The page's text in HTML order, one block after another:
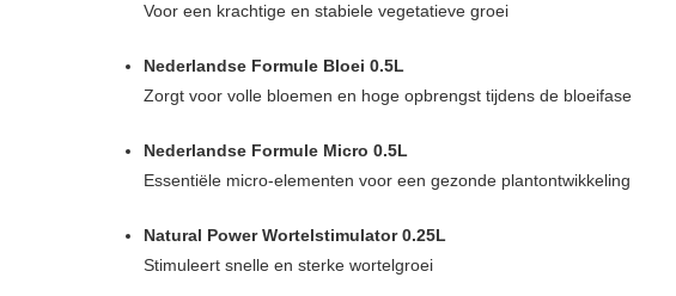
Voor een krachtige en stabiele vegetatieve groei
Nederlandse Formule Bloei 0.5L
Zorgt voor volle bloemen en hoge opbrengst tijdens de bloeifase
Nederlandse Formule Micro 0.5L
Essentiële micro-elementen voor een gezonde plantontwikkeling
Natural Power Wortelstimulator 0.25L
Stimuleert snelle en sterke wortelgroei